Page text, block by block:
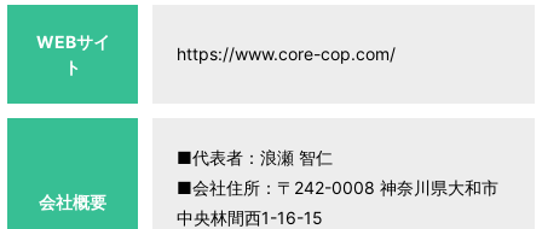
WEBサイ
ト
https://www.core-cop.com/
会社概要
■代表者：浪瀬 智仁
■会社住所：〒242-0008 神奈川県大和市
中央林間西1-16-15